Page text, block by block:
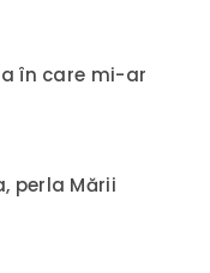
în care mi-ar
perla Mării